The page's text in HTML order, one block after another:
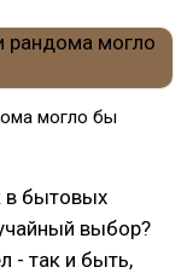
могло бы
в бытовых
выбор?
- так и быть,